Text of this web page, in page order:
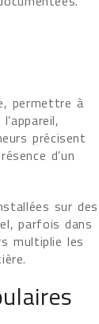
permettre à
précisent
d’un
sur des
parfois dans
multiplie les